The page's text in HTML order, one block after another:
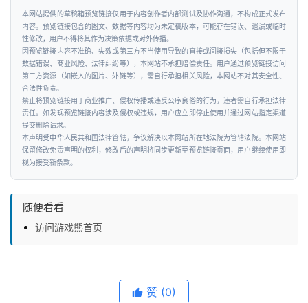
汽
车
出
行
行
业
资
讯
本网站提供的草稿箱预览链接仅用于内容创作者内部测试及协作沟通，不构成正式发布
内容。预览链接包含的图文、数据等内容均为未定稿版本，可能存在错误、遗漏或临时
性修改，用户不得将其作为决策依据或对外传播。
因预览链接内容不准确、失效或第三方不当使用导致的直接或间接损失（包括但不限于
数据错误、商业风险、法律纠纷等），本网站不承担赔偿责任。用户通过预览链接访问
第三方资源（如嵌入的图片、外链等），需自行承担相关风险，本网站不对其安全性、
合法性负责。
禁止将预览链接用于商业推广、侵权传播或违反公序良俗的行为，违者需自行承担法律
责任。如发现预览链接内容涉及侵权或违规，用户应立即停止使用并通过网站指定渠道
提交删除请求。
本声明受中华人民共和国法律管辖，争议解决以本网站所在地法院为管辖法院。本网站
保留修改免责声明的权利，修改后的声明将同步更新至预览链接页面，用户继续使用即
视为接受新条款。
随便看看
访问游戏熊首页
赞 (0)